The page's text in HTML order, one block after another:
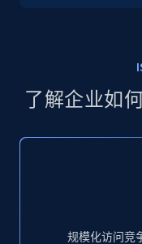
了解企业如
规模化访问竞